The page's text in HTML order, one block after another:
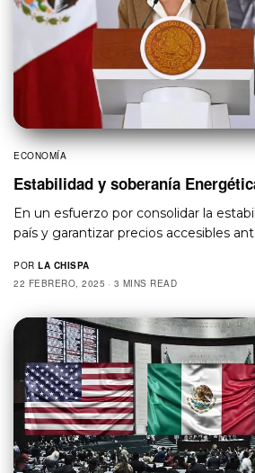
ECONOMÍA
Estabilidad y soberanía
En un esfuerzo por consolidar la
país y garantizar precios accesibles
POR LA CHISPA
22 FEBRERO, 2025
3 MINS READ